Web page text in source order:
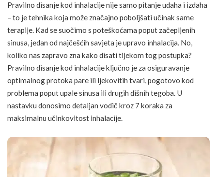
Pravilno disanje kod inhalacije nije samo pitanje udaha i izdaha
– to je tehnika koja može značajno poboljšati učinak same
terapije. Kad se suočimo s poteškoćama poput začepljenih
sinusa, jedan od najčešćih savjeta je upravo inhalacija. No,
koliko nas zapravo zna kako disati tijekom tog postupka?
Pravilno disanje kod inhalacije ključno je za osiguravanje
optimalnog protoka pare ili ljekovitih tvari, pogotovo kod
problema poput upale sinusa ili drugih dišnih tegoba. U
nastavku donosimo detaljan vodič kroz 7 koraka za
maksimalnu učinkovitost inhalacije.